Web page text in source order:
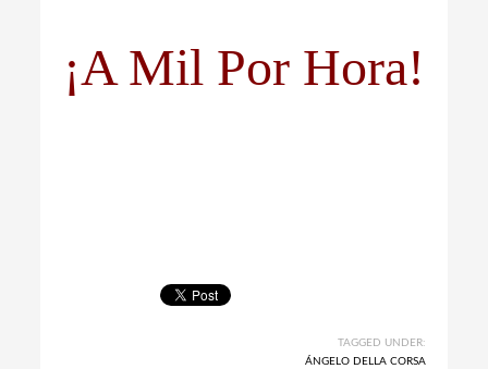
¡A Mil Por Hora!
TAGGED UNDER:
ÁNGELO DELLA CORSA